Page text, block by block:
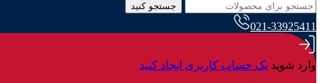
جستجو کنید
021-33925411
وارد شوید یک حساب کاربری ایجاد کنید